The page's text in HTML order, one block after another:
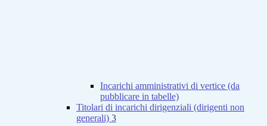
Incarichi amministrativi di vertice (da
pubblicare in tabelle)
Titolari di incarichi dirigenziali (dirigenti non
generali) 3